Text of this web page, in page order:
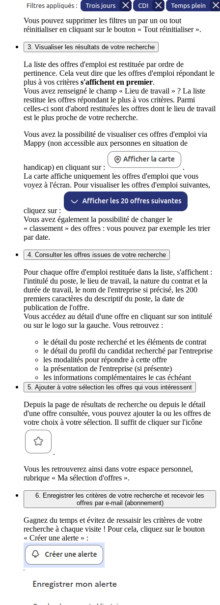
Vous pouvez supprimer les filtres un par un ou tout
réinitialiser en cliquant sur le bouton « Tout réinitialiser ».
3. Visualiser les résultats de votre recherche
La liste des offres d'emploi est restituée par ordre de
pertinence. Cela veut dire que les offres d'emploi répondant le
plus à vos critères s'affichent en premier.
Vous avez renseigné le champ « Lieu de travail » ? La liste
restitue les offres répondant le plus à vos critères. Parmi
celles-ci sont d'abord restituées les offres dont le lieu de travail
est le plus proche de votre recherche.
Vous avez la possibilité de visualiser ces offres d'emploi via
Mappy (non accessible aux personnes en situation de
handicap) en cliquant sur :
.
La carte affiche uniquement les offres d'emploi que vous
voyez à l'écran. Pour visualiser les offres d'emploi suivantes,
cliquez sur :
Vous avez également la possibilité de changer le
« classement » des offres : vous pouvez par exemple les trier
par date.
4. Consulter les offres issues de votre recherche
Pour chaque offre d'emploi restituée dans la liste, s'affichent :
l'intitulé du poste, le lieu de travail, la nature du contrat et la
durée de travail, le nom de l'entreprise si précisé, les 200
premiers caractères du descriptif du poste, la date de
publication de l'offre.
Vous accédez au détail d'une offre en cliquant sur son intitulé
ou sur le logo sur la gauche. Vous retrouvez :
le détail du poste recherché et les éléments de contrat
le détail du profil du candidat recherché par l'entreprise
les modalités pour répondre à cette offre
la présentation de l'entreprise (si présente)
les informations complémentaires le cas échéant
5. Ajouter à votre sélection les offres qui vous intéressent
Depuis la page de résultats de recherche ou depuis le détail
d'une offre consultée, vous pouvez ajouter la ou les offres de
votre choix à votre sélection. Il suffit de cliquer sur l'icône
.
Vous les retrouverez ainsi dans votre espace personnel,
rubrique « Ma sélection d'offres ».
6. Enregistrer les critères de votre recherche et recevoir les
offres par e-mail (abonnement)
Gagnez du temps et évitez de ressaisir les critères de votre
recherche à chaque visite ! Pour cela, cliquez sur le bouton
« Créer une alerte » :